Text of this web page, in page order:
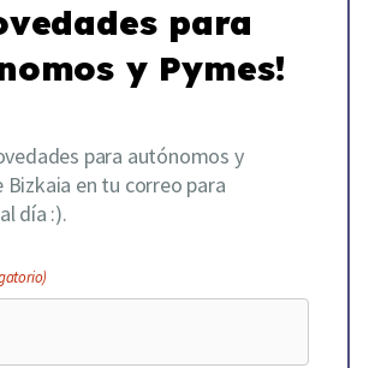
para
y Pymes!
para autónomos y
Bizkaia en tu correo para
día :).